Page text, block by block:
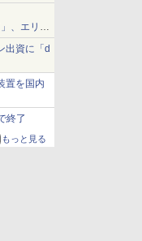
、エリア
題
出資に「d
置を国内
終了
もっと見る